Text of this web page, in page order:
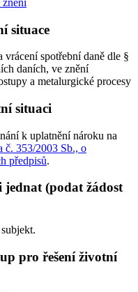
situace
spotřební daně dle §
daních, ve znění
a metalurgické procesy
situaci
k uplatnění nároku na
č. 353/2003 Sb., o
předpisů.
jednat (podat žádost
pro řešení životní